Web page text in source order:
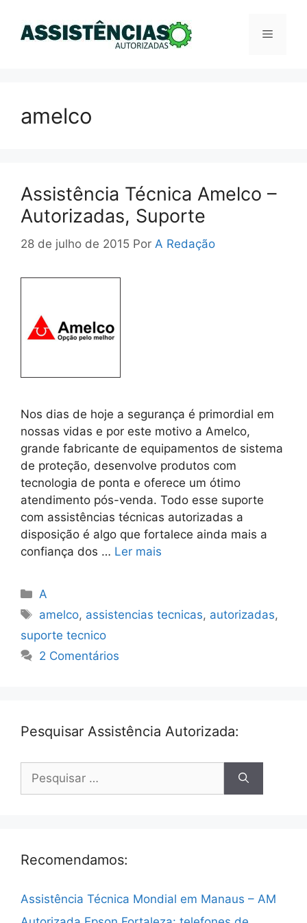
Menu
amelco
Assistência Técnica Amelco –
Autorizadas, Suporte
28 de julho de 2015 Por A Redação
Nos dias de hoje a segurança é primordial em
nossas vidas e por este motivo a Amelco,
grande fabricante de equipamentos de sistema
de proteção, desenvolve produtos com
tecnologia de ponta e oferece um ótimo
atendimento pós-venda. Todo esse suporte
com assistências técnicas autorizadas a
disposição é algo que fortalece ainda mais a
confiança dos … Ler mais
Categorias
A
Tags
amelco, assistencias tecnicas, autorizadas,
suporte tecnico
2 Comentários
Pesquisar Assistência Autorizada:
por:
Recomendamos:
Assistência Técnica Mondial em Manaus – AM